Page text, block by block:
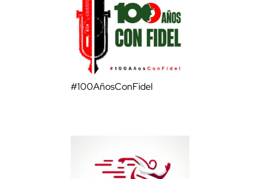
#100AñosConFidel